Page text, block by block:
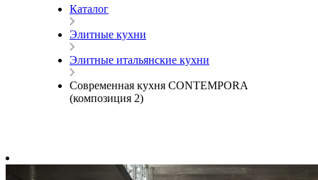
Каталог
Элитные кухни
Элитные итальянские кухни
Современная кухня CONTEMPORA
(композиция 2)